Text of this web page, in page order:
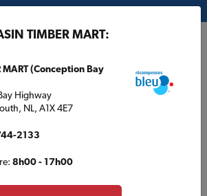
TIMBER MART:
MART (Conception Bay
Highway
NL, A1X 4E7
2133
8h00 - 17h00